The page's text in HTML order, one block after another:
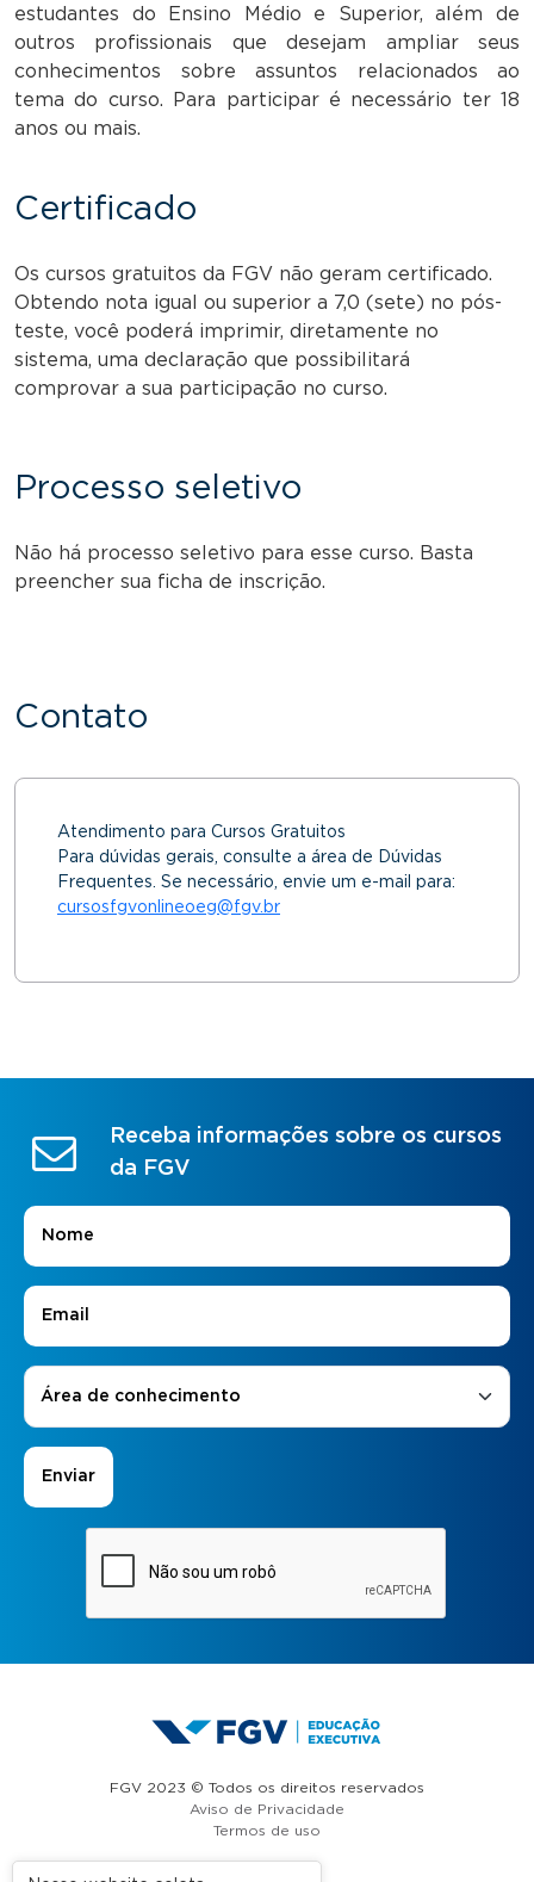
estudantes do Ensino Médio e Superior, além de
outros profissionais que desejam ampliar seus
conhecimentos sobre assuntos relacionados ao
tema do curso. Para participar é necessário ter 18
anos ou mais.
Certificado
Os cursos gratuitos da FGV não geram certificado.
Obtendo nota igual ou superior a 7,0 (sete) no pós-
teste, você poderá imprimir, diretamente no
sistema, uma declaração que possibilitará
comprovar a sua participação no curso.
Processo seletivo
Não há processo seletivo para esse curso. Basta
preencher sua ficha de inscrição.
Contato
Atendimento para Cursos Gratuitos
Para dúvidas gerais, consulte a área de Dúvidas
Frequentes. Se necessário, envie um e-mail para:
cursosfgvonlineoeg@fgv.br
Receba informações sobre os cursos
da FGV
Nome
E-mail
Áreas de Interesse
Área de conhecimento
FGV 2023 © Todos os direitos reservados
Aviso de Privacidade
Termos de uso